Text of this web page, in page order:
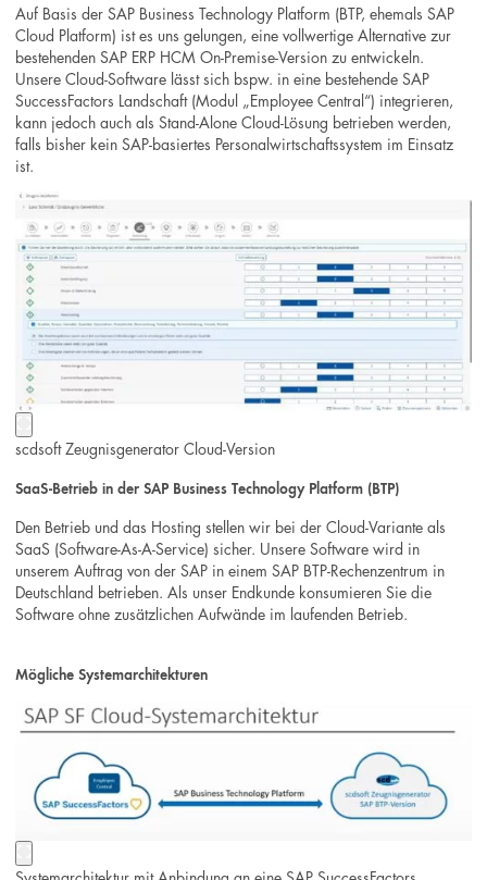
Auf Basis der SAP Business Technology Platform (BTP, ehemals SAP
Cloud Platform) ist es uns gelungen, eine vollwertige Alternative zur
bestehenden SAP ERP HCM On-Premise-Version zu entwickeln.
Unsere Cloud-Software lässt sich bspw. in eine bestehende SAP
SuccessFactors Landschaft (Modul „Employee Central“) integrieren,
kann jedoch auch als Stand-Alone Cloud-Lösung betrieben werden,
falls bisher kein SAP-basiertes Personalwirtschaftssystem im Einsatz
ist.
scdsoft Zeugnisgenerator Cloud-Version
SaaS-Betrieb in der SAP Business Technology Platform (BTP)
Den Betrieb und das Hosting stellen wir bei der Cloud-Variante als
SaaS (Software-As-A-Service) sicher. Unsere Software wird in
unserem Auftrag von der SAP in einem SAP BTP-Rechenzentrum in
Deutschland betrieben. Als unser Endkunde konsumieren Sie die
Software ohne zusätzlichen Aufwände im laufenden Betrieb.
Mögliche Systemarchitekturen